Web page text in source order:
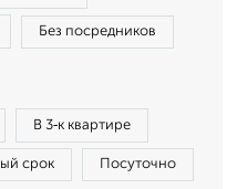
Без посредников
В 3‑к квартире
срок Посуточно